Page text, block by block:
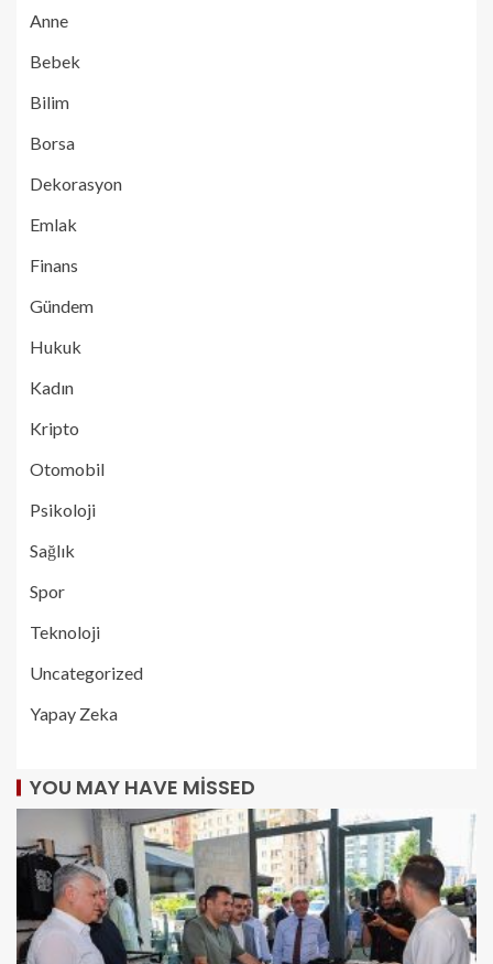
Anne
Bebek
Bilim
Borsa
Dekorasyon
Emlak
Finans
Gündem
Hukuk
Kadın
Kripto
Otomobil
Psikoloji
Sağlık
Spor
Teknoloji
Uncategorized
Yapay Zeka
YOU MAY HAVE MISSED